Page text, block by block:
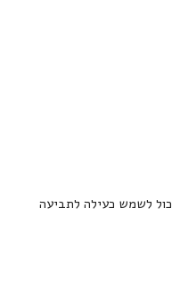
לשמש כעילה לתביעה